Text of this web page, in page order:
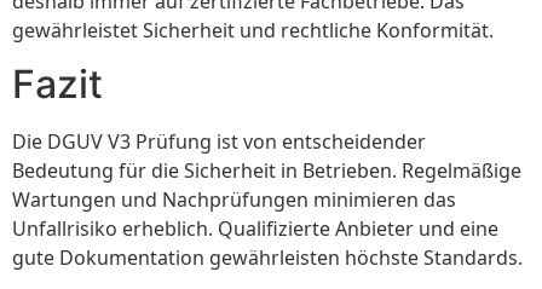
gewährleistet Sicherheit und rechtliche Konformität.
Fazit
Die DGUV V3 Prüfung ist von entscheidender
Bedeutung für die Sicherheit in Betrieben. Regelmäßige
Wartungen und Nachprüfungen minimieren das
Unfallrisiko erheblich. Qualifizierte Anbieter und eine
gute Dokumentation gewährleisten höchste Standards.